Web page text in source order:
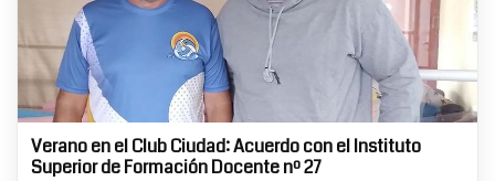
Verano en el Club Ciudad: Acuerdo con el Instituto
Superior de Formación Docente nº 27